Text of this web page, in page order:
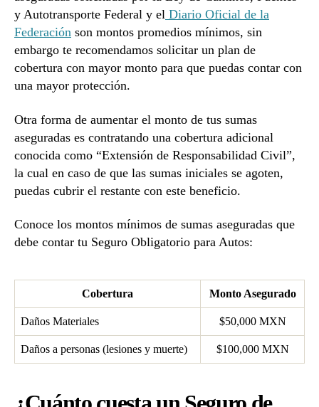
y Autotransporte Federal y el Diario Oficial de la
Federación son montos promedios mínimos, sin
embargo te recomendamos solicitar un plan de
cobertura con mayor monto para que puedas contar con
una mayor protección.
Otra forma de aumentar el monto de tus sumas
aseguradas es contratando una cobertura adicional
conocida como “Extensión de Responsabilidad Civil”,
la cual en caso de que las sumas iniciales se agoten,
puedas cubrir el restante con este beneficio.
Conoce los montos mínimos de sumas aseguradas que
debe contar tu Seguro Obligatorio para Autos:
Cobertura Monto Asegurado
Daños Materiales $50,000 MXN
Daños a personas (lesiones y muerte) $100,000 MXN